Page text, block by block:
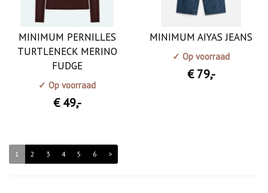
MINIMUM PERNILLES
TURTLENECK MERINO
FUDGE
✓ Op voorraad
€ 49,-
MINIMUM AIYAS JEANS
✓ Op voorraad
€ 79,-
1 2 3 4 5 6 >